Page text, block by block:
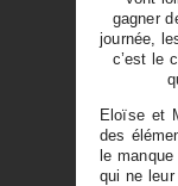
gagner
journée,
c’est le
Eloïse et
des
le
qui ne